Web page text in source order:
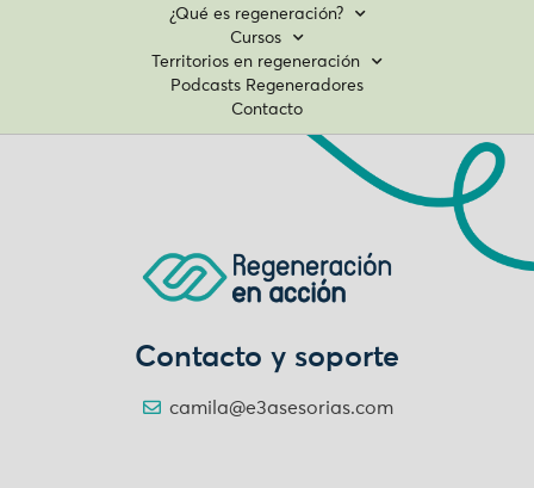
¿Qué es regeneración?
Cursos
Territorios en regeneración
Podcasts Regeneradores
Contacto
Contacto y soporte
camila@e3asesorias.com